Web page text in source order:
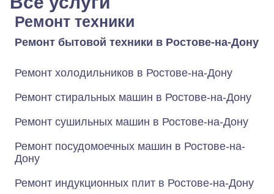
Ремонт техники
Ремонт бытовой техники в Ростове-на-Дону
Ремонт холодильников в Ростове-на-Дону
Ремонт стиральных машин в Ростове-на-Дону
Ремонт сушильных машин в Ростове-на-Дону
Ремонт посудомоечных машин в Ростове-на-
Дону
Ремонт индукционных плит в Ростове-на-Дону